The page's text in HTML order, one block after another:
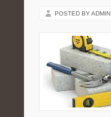
POSTED BY ADMIN